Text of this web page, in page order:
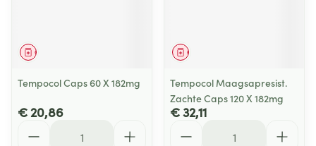
Geneesmiddel
Tempocol Caps 60 X 182mg
€ 20,86
Geneesmiddel
Tempocol Maagsapresist.
Zachte Caps 120 X 182mg
€ 32,11